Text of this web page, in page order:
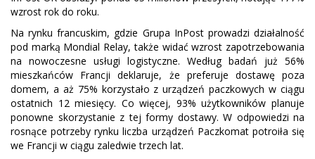
wzrost rok do roku.
Na rynku francuskim, gdzie Grupa InPost prowadzi działalność
pod marką Mondial Relay, także widać wzrost zapotrzebowania
na nowoczesne usługi logistyczne. Według badań już 56%
mieszkańców Francji deklaruje, że preferuje dostawę poza
domem, a aż 75% korzystało z urządzeń paczkowych w ciągu
ostatnich 12 miesięcy. Co więcej, 93% użytkowników planuje
ponowne skorzystanie z tej formy dostawy. W odpowiedzi na
rosnące potrzeby rynku liczba urządzeń Paczkomat potroiła się
we Francji w ciągu zaledwie trzech lat.